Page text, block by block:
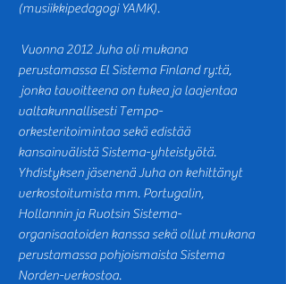
(musiikkipedagogi YAMK).
Vuonna 2012 Juha oli mukana
perustamassa El Sistema Finland ry:tä,
jonka tavoitteena on tukea ja laajentaa
valtakunnallisesti Tempo-
orkesteritoimintaa sekä edistää
kansainvälistä Sistema-yhteistyötä.
Yhdistyksen jäsenenä Juha on kehittänyt
verkostoitumista mm. Portugalin,
Hollannin ja Ruotsin Sistema-
organisaatoiden kanssa sekä ollut mukana
perustamassa pohjoismaista Sistema
Norden-verkostoa.